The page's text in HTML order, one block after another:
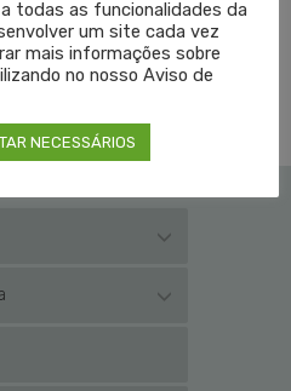
SEM COMENTÁRIOS
todas as funcionalidades da
um site cada vez
mais informações sobre
no nosso Aviso de
NECESSÁRIOS